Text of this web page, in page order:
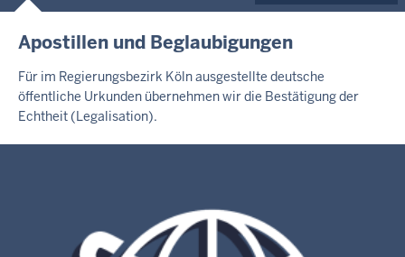
Apostillen und Beglaubigungen
Für im Regierungsbezirk Köln ausgestellte deutsche
öffentliche Urkunden übernehmen wir die Bestätigung der
Echtheit (Legalisation).